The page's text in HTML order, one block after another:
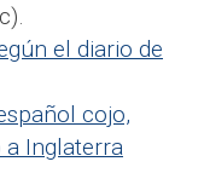
el diario de
cojo,
Inglaterra